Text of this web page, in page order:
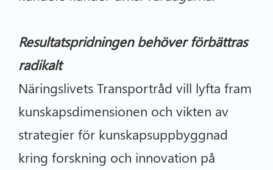
Resultatspridningen behöver förbättras
radikalt
Näringslivets Transportråd vill lyfta fram
kunskapsdimensionen och vikten av
strategier för kunskapsuppbyggnad
kring forskning och innovation på